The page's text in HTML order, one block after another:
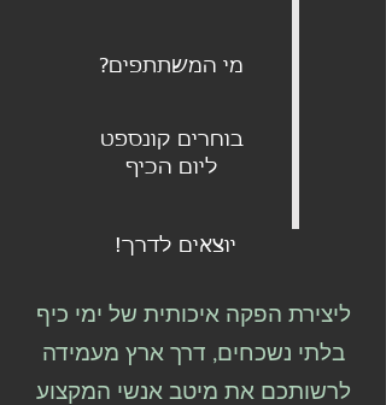
מי המשתתפים?
בוחרים קונספט
ליום הכיף
יוצאים לדרך!
ליצירת הפקה איכותית של ימי כיף
בלתי נשכחים, דרך ארץ מעמידה
לרשותכם את מיטב אנשי המקצוע